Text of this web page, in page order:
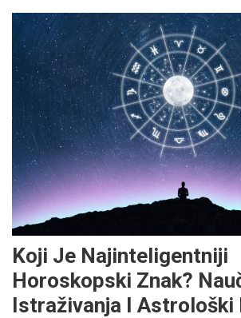
Koji Je Najinteligentniji
Horoskopski Znak?
Istraživanja I Astrološki